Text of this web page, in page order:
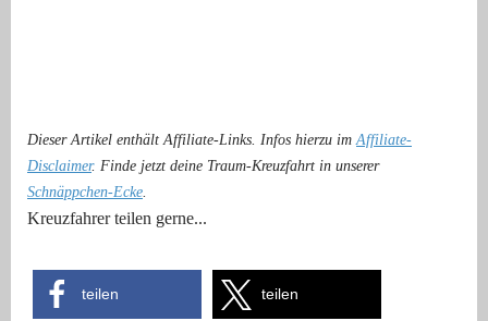
Dieser Artikel enthält Affiliate-Links. Infos hierzu imAffiliate-
Disclaimer. Finde jetzt deine Traum-Kreuzfahrt in unserer
Schnäppchen-Ecke.
Kreuzfahrer teilen gerne...
teilen teilen